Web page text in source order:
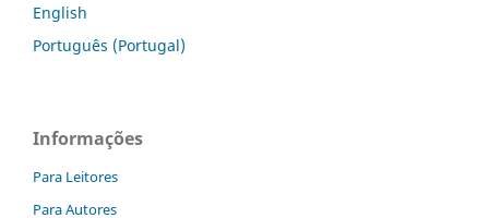
English
Português (Portugal)
Informações
Para Leitores
Para Autores